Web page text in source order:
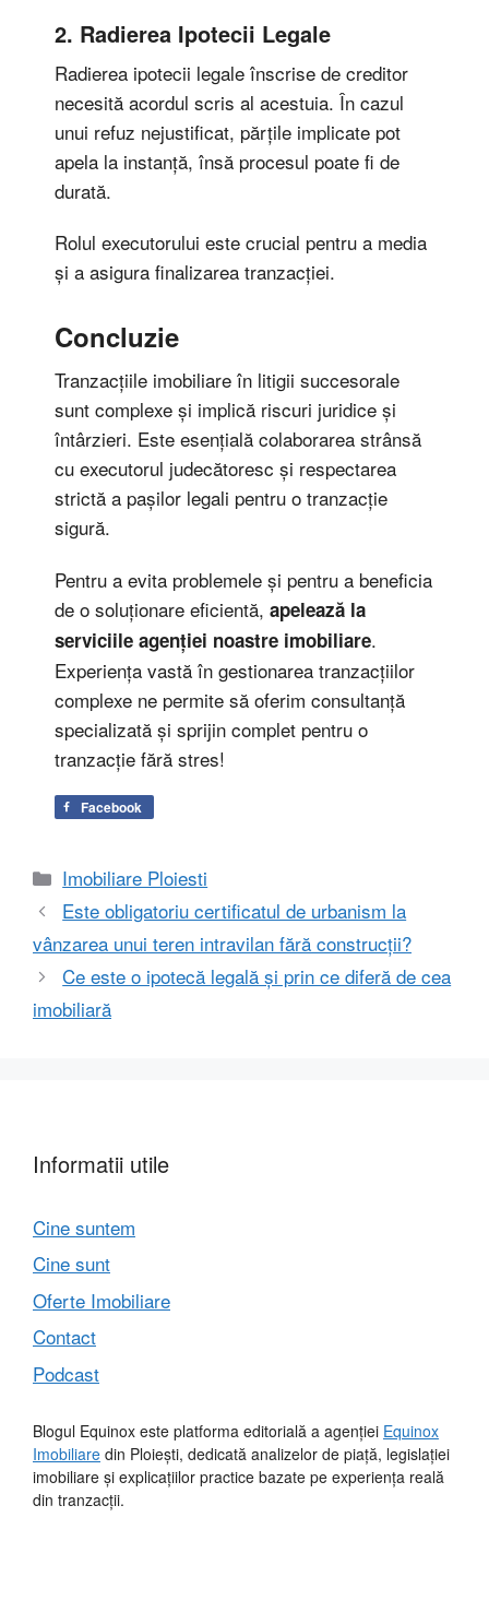
2. Radierea Ipotecii Legale
Radierea ipotecii legale înscrise de creditor
necesită acordul scris al acestuia. În cazul
unui refuz nejustificat, părțile implicate pot
apela la instanță, însă procesul poate fi de
durată.
Rolul executorului este crucial pentru a media
și a asigura finalizarea tranzacției.
Concluzie
Tranzacțiile imobiliare în litigii succesorale
sunt complexe și implică riscuri juridice și
întârzieri. Este esențială colaborarea strânsă
cu executorul judecătoresc și respectarea
strictă a pașilor legali pentru o tranzacție
sigură.
Pentru a evita problemele și pentru a beneficia
de o soluționare eficientă, apelează la
serviciile agenției noastre imobiliare.
Experiența vastă în gestionarea tranzacțiilor
complexe ne permite să oferim consultanță
specializată și sprijin complet pentru o
tranzacție fără stres!
Facebook
Categorii
Imobiliare Ploiesti
Este obligatoriu certificatul de urbanism la
vânzarea unui teren intravilan fără construcții?
Ce este o ipotecă legală și prin ce diferă de cea
imobiliară
Informatii utile
Cine suntem
Cine sunt
Oferte Imobiliare
Contact
Podcast
Blogul Equinox este platforma editorială a agenției Equinox
Imobiliare din Ploiești, dedicată analizelor de piață, legislației
imobiliare și explicațiilor practice bazate pe experiența reală
din tranzacții.